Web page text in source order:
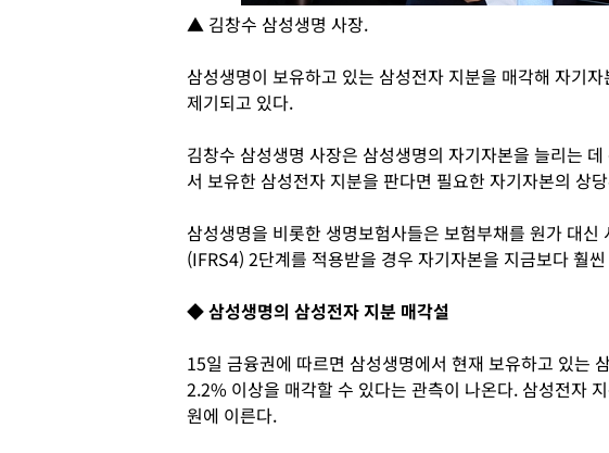
▲ 김창수 삼성생명 사장.
삼성생명이 보유하고 있는 삼성전자 지분을 매각해 자기
제기되고 있다.
김창수 삼성생명 사장은 삼성생명의 자기자본을 늘리는
서 보유한 삼성전자 지분을 판다면 필요한 자기자본의 상
삼성생명을 비롯한 생명보험사들은 보험부채를 원가 대신
(IFRS4) 2단계를 적용받을 경우 자기자본을 지금보다 훨
◆ 삼성생명의 삼성전자 지분 매각설
15일 금융권에 따르면 삼성생명에서 현재 보유하고 있는
2.2% 이상을 매각할 수 있다는 관측이 나온다. 삼성전자
원에 이른다.